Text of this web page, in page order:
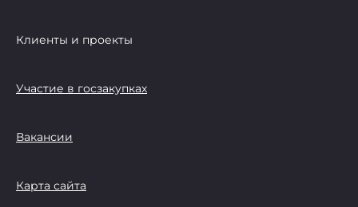
Клиенты и проекты
Участие в госзакупках
Вакансии
Карта сайта